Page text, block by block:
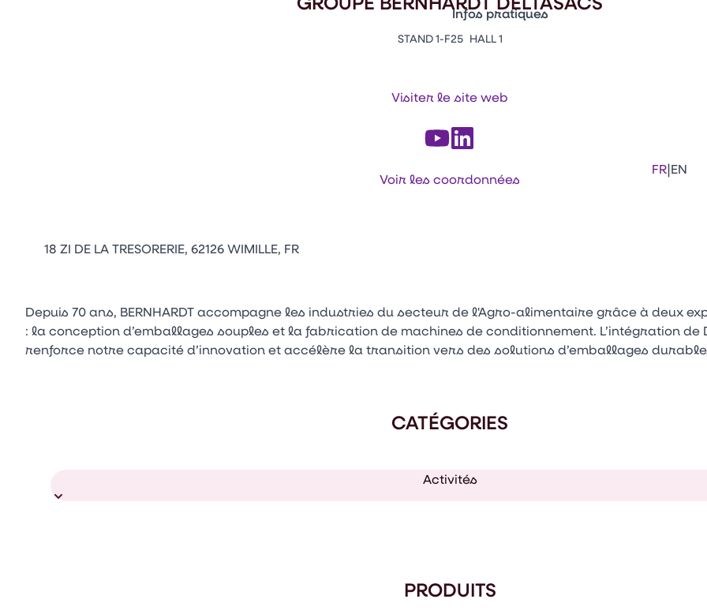
Infos pratiques
Contacts
Appuyez sur Entrée pour ouvrir le lien.
FR|EN
STAND 1-F25 HALL 1
Visiter le site web
Voir les coordonnées
18 ZI DE LA TRESORERIE, 62126 WIMILLE, FR
Depuis 70 ans, BERNHARDT accompagne les industries du secteur de l'Agro-alimentaire grâce à deux
: la conception d’emballages souples et la fabrication de machines de conditionnement. L’intégration de
renforce notre capacité d’innovation et accélère la transition vers des solutions d’emballages
CATÉGORIES
Activités
PRODUITS